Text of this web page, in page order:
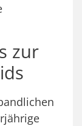
zur